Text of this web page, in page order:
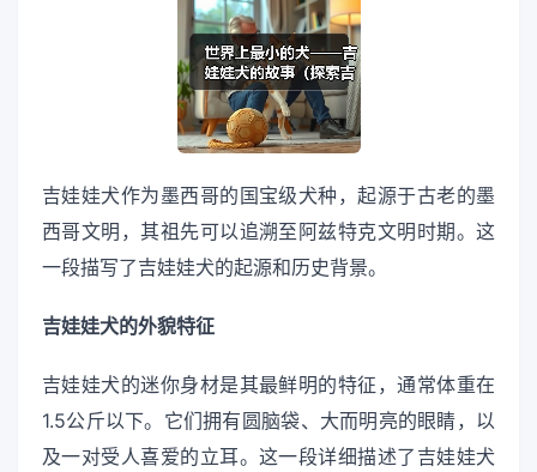
吉娃娃犬作为墨西哥的国宝级犬种，起源于古老的墨
西哥文明，其祖先可以追溯至阿兹特克文明时期。这
一段描写了吉娃娃犬的起源和历史背景。
吉娃娃犬的外貌特征
吉娃娃犬的迷你身材是其最鲜明的特征，通常体重在
1.5公斤以下。它们拥有圆脑袋、大而明亮的眼睛，以
及一对受人喜爱的立耳。这一段详细描述了吉娃娃犬